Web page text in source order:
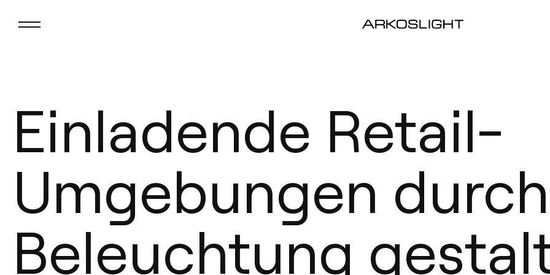
Einladende Retail-
Umgebungen durch
Beleuchtung